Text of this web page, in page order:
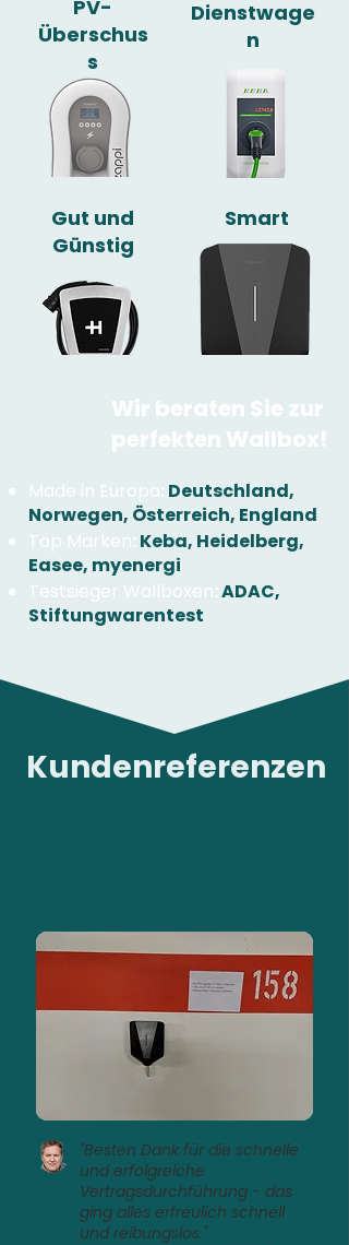
PV-
Überschus
s
Dienstwage
n
Gut und
Günstig
Smart
Wir beraten Sie zur
perfekten Wallbox!
Made in Europa: Deutschland,
Norwegen, Österreich, England
Top Marken: Keba, Heidelberg,
Easee, myenergi
Testsieger Wallboxen:ADAC,
Stiftungwarentest
Kundenreferenzen
"Besten Dank für die schnelle
und erfolgreiche
Vertragsdurchführung - das
ging alles erfreulich schnell
und reibungslos."